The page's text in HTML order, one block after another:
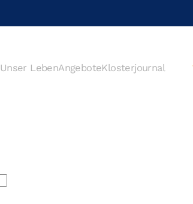
Unser LebenAngeboteKlosterjournal